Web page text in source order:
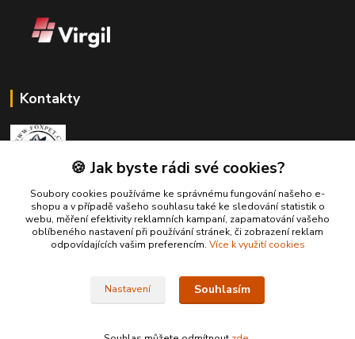
Kontakty
Zákaznická podpora Fox Pet
+420731765216
(Po-Pá, 10-14 hod.)
🍪 Jak byste rádi své cookies?
Soubory cookies používáme ke správnému fungování našeho e-
shopu a v případě vašeho souhlasu také ke sledování statistik o
webu, měření efektivity reklamních kampaní, zapamatování vašeho
oblíbeného nastavení při používání stránek, či zobrazení reklam
odpovídajících vašim preferencím. Více k využití cookies
Nastavení Souhlasím